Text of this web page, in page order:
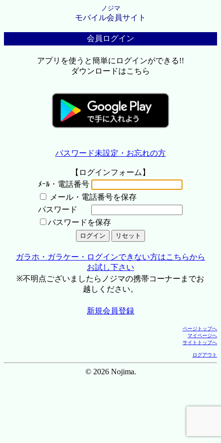
ノジマ
モバイル会員サイト
会員ログイン
アプリを使うと簡単にログインができる!!
ダウンロードはこちら
パスワード未設定・お忘れの方
【ログインフォーム】
ﾒｰﾙ・電話番号
メール・電話番号を保存
パスワード
パスワードを保存
ガラホ・ガラケー・ログインできない方はこちらから
お試し下さい
※不明点ございましたらノジマの携帯コーナーまでお
越しください。
新規会員登録
ページトップへ
マイページへ
サイトトップへ
ログアウト
© 2026 Nojima.